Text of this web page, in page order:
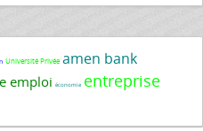
Université Privée amen bank
emploi économie entreprise